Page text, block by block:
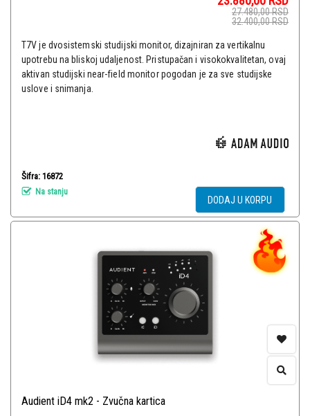
27.480,00RSD
32.400,00RSD
T7V je dvosistemski studijski monitor, dizajniran za vertikalnu
upotrebu na bliskoj udaljenost. Pristupačan i visokokvalitetan, ovaj
aktivan studijski near-field monitor pogodan je za sve studijske
uslove i snimanja.
Šifra: 16872
Na stanju
DODAJ U KORPU
Audient iD4 mk2 - Zvučna kartica